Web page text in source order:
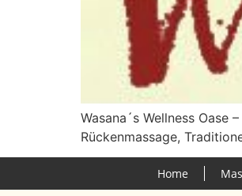
Wasana´s Wellness Oase
Rückenmassage,
Home